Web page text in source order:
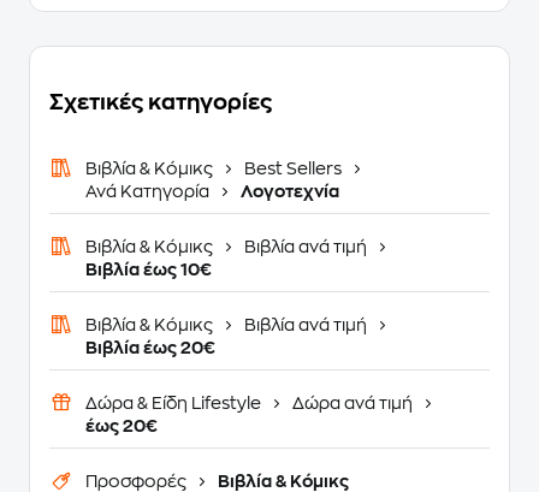
Σχετικές κατηγορίες
Βιβλία & Κόμικς
Best Sellers
Ανά Κατηγορία
Λογοτεχνία
Βιβλία & Κόμικς
Βιβλία ανά τιμή
Βιβλία έως 10€
Βιβλία & Κόμικς
Βιβλία ανά τιμή
Βιβλία έως 20€
Δώρα & Είδη Lifestyle
Δώρα ανά τιμή
έως 20€
Προσφορές Βιβλία & Κόμικς